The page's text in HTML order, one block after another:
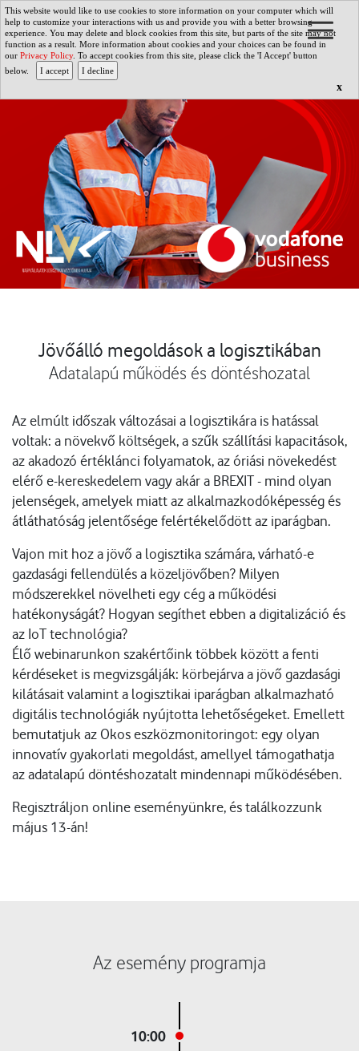
Jövőálló megoldások a logisztikában
Adatalapú működés és döntéshozatal
Az elmúlt időszak változásai a logisztikára is hatással
voltak: a növekvő költségek, a szűk szállítási kapacitások,
az akadozó értéklánci folyamatok, az óriási növekedést
elérő e-kereskedelem vagy akár a BREXIT - mind olyan
jelenségek, amelyek miatt az alkalmazkodóképesség és
átláthatóság jelentősége felértékelődött az iparágban.
Vajon mit hoz a jövő a logisztika számára, várható-e
gazdasági fellendülés a közeljövőben? Milyen
módszerekkel növelheti egy cég a működési
hatékonyságát? Hogyan segíthet ebben a digitalizáció és
az IoT technológia?
Élő webinarunkon szakértőink többek között a fenti
kérdéseket is megvizsgálják: körbejárva a jövő gazdasági
kilátásait valamint a logisztikai iparágban alkalmazható
digitális technológiák nyújtotta lehetőségeket. Emellett
bemutatjuk az Okos eszközmonitoringot: egy olyan
innovatív gyakorlati megoldást, amellyel támogathatja
az adatalapú döntéshozatalt mindennapi működésében.
Regisztráljon online eseményünkre, és találkozzunk
május 13-án!
Az esemény programja
10:00
This website would like to use cookies to store information on your computer which will
help to customize your interactions with us and provide you with a better browsing
experience. You may delete and block cookies from this site, but parts of the site may not
function as a result. More information about cookies and your choices can be found in
our Privacy Policy. To accept cookies from this site, please click the 'I Accept' button
below.
x